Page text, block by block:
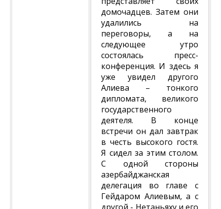
домочадцев. Затем они
удалились на
переговоры, а на
следующее утро
состоялась пресс-
конференция. И здесь я
уже увидел другого
Алиева – тонкого
дипломата, великого
государственного
деятеля. В конце
встречи он дал завтрак
в честь высокого гостя.
Я сидел за этим столом.
С одной стороны
азербайджанская
делегация во главе с
Гейдаром Алиевым, а с